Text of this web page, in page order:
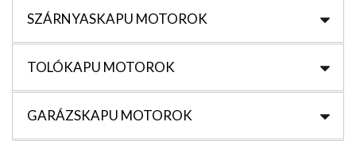
SZÁRNYASKAPU MOTOROK
TOLÓKAPU MOTOROK
GARÁZSKAPU MOTOROK